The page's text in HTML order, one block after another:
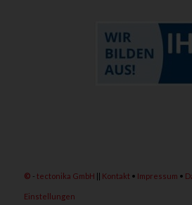
© - tectonika GmbH Kontakt • Impressum •
Einstellungen